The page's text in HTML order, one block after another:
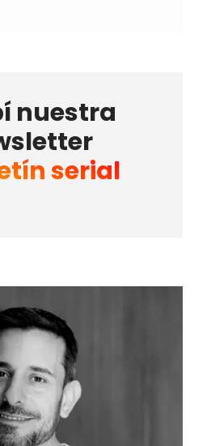
nuestra
serial